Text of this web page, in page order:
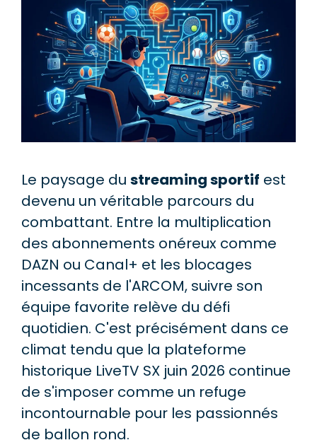
Le paysage du streaming sportif est
devenu un véritable parcours du
combattant. Entre la multiplication
des abonnements onéreux comme
DAZN ou Canal+ et les blocages
incessants de l'ARCOM, suivre son
équipe favorite relève du défi
quotidien. C'est précisément dans ce
climat tendu que la plateforme
historique LiveTV SX juin 2026 continue
de s'imposer comme un refuge
incontournable pour les passionnés
de ballon rond.